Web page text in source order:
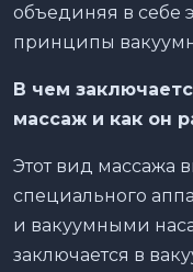
объединяя в себе
принципы
В чем
массаж и как он
Этот вид массажа
специального
и вакуумными
заключается в